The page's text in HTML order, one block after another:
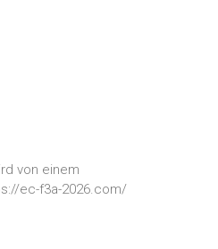
von einem
ec-f3a-2026.com/